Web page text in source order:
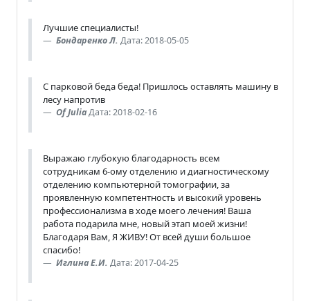
Лучшие специалисты!
Бондаренко Л. Дата: 2018-05-05
С парковой беда беда! Пришлось оставлять машину в
лесу напротив
Of JuliaДата: 2018-02-16
Выражаю глубокую благодарность всем
сотрудникам 6-ому отделению и диагностическому
отделению компьютерной томографии, за
проявленную компетентность и высокий уровень
профессионализма в ходе моего лечения! Ваша
работа подарила мне, новый этап моей жизни!
Благодаря Вам, Я ЖИВУ! От всей души большое
спасибо!
Иглина Е.И. Дата: 2017-04-25